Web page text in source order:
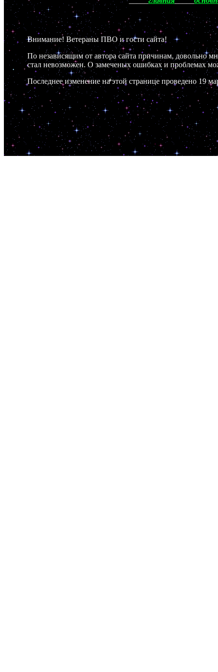
Внимание! Ветераны ПВО и гости сайта!
По независящим от автора сайта причинам, довольно
стал невозможен. О замеченых ошибках и проблемах
Последнее изменение на этой странице проведено 19